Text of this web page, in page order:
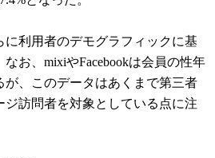
に利用者のデモグラフィックに基
お、mixiやFacebookは会員の性年
が、このデータはあくまで第三者
ジ訪問者を対象としている点に注